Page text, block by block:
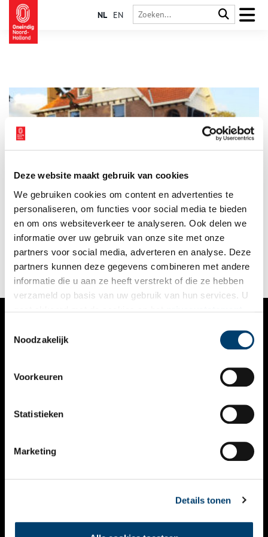
Deze website maakt gebruik van cookies
We gebruiken cookies om content en advertenties te
personaliseren, om functies voor social media te bieden
en om ons websiteverkeer te analyseren. Ook delen we
informatie over uw gebruik van onze site met onze
partners voor social media, adverteren en analyse. Deze
partners kunnen deze gegevens combineren met andere
informatie die u aan ze heeft verstrekt of die ze hebben
verzameld op basis van uw gebruik van hun services. U
Noodzakelijk
Voorkeuren
Statistieken
Marketing
Details tonen
NL EN
Misschien heb je vanuit de trein dit provinciale monument al
eens bewonderd of zie je het zelfs elke dag: station Santpoort-
Zuid. Het station herinnert treinreizigers aan de opkomst van
het treinvervoer in de provincie, toen het reizen met de trein
nog langzaam op stoom moest komen.
VERHALEN
KALENDER
THEMA’S
VIDEO’S
CONTACT